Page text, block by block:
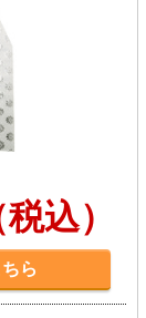
込）
ら